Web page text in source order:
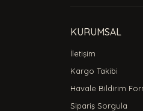
Bu ürüne
KURUMSAL
İletişim
Kargo Takibi
Havale Bildirim
Sipariş Sorgula